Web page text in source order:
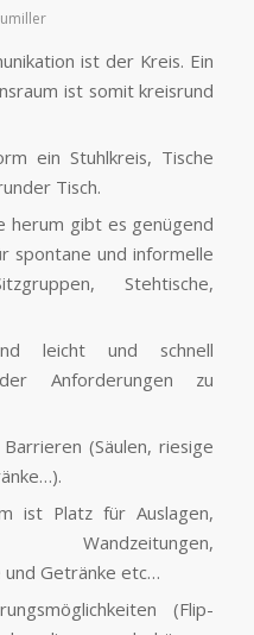
ist der Kreis. Ein
ist somit kreisrund
ein Stuhlkreis, Tische
Tisch.
herum gibt es genügend
spontane und informelle
Stehtische,
leicht und schnell
Anforderungen zu
(Säulen, riesige
ist Platz für Auslagen,
Wandzeitungen,
Getränke etc…
(Flip-